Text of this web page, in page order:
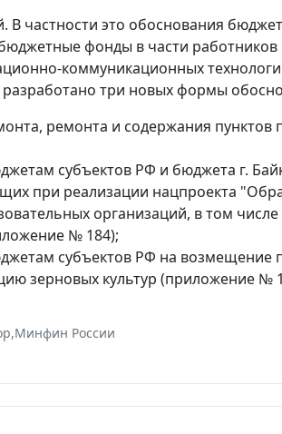
частности это обоснования
фонды в части
коммуникационных
три новых формы
ремонта и содержания пунктов
субъектов РФ и бюджета г.
при реализации нацпроекта
организаций, в том числе
№ 184);
субъектов РФ на возмещение
зерновых культур (приложение №
,Минфин России